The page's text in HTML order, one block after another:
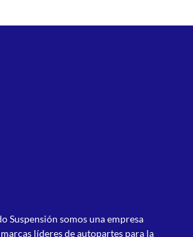
Suspensión somos una empresa
líderes de autopartes para la